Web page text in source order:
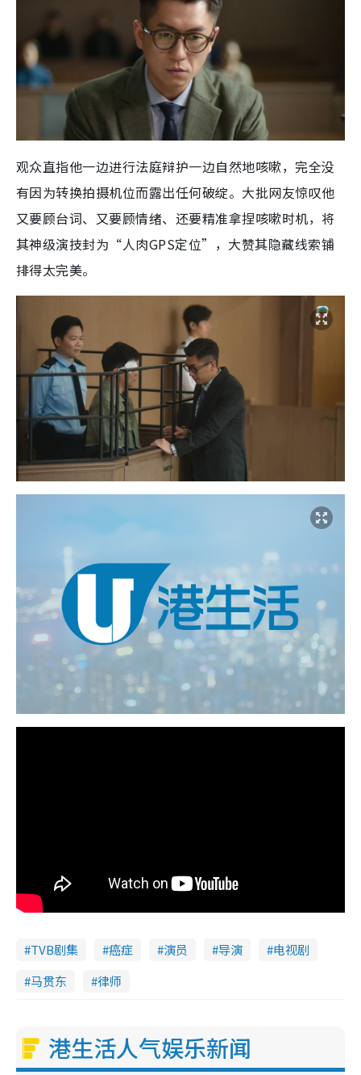
观众直指他一边进行法庭辩护一边自然地咳嗽，完全没
有因为转换拍摄机位而露出任何破绽。大批网友惊叹他
又要顾台词、又要顾情绪、还要精准拿捏咳嗽时机，将
其神级演技封为“人肉GPS定位”，大赞其隐藏线索铺
排得太完美。
TVB剧集 癌症 演员 导演
电视剧
马贯东
律师
港生活人气娱乐新闻